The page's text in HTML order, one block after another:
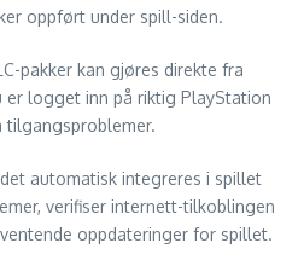
oppført under spill-siden.
pakker kan gjøres direkte fra
er logget inn på riktig PlayStation
automatisk integreres i spillet
verifiser internett-tilkoblingen
oppdateringer for spillet.